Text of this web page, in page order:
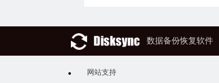
数据备份恢复软件
网站支持